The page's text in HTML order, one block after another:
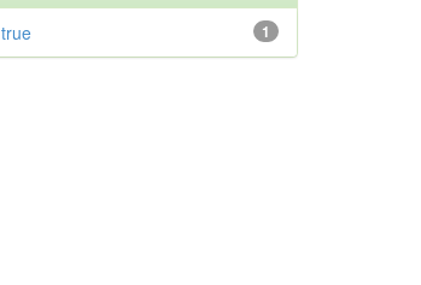
1
true